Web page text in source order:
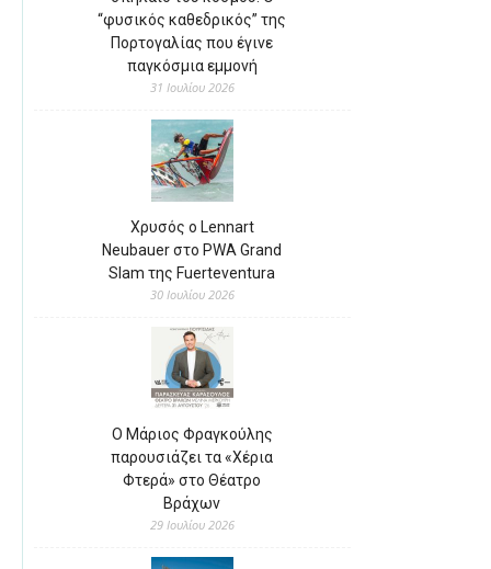
“φυσικός καθεδρικός” της
Πορτογαλίας που έγινε
παγκόσμια εμμονή
31 Ιουλίου 2026
Χρυσός ο Lennart
Neubauer στο PWA Grand
Slam της Fuerteventura
30 Ιουλίου 2026
Ο Μάριος Φραγκούλης
παρουσιάζει τα «Χέρια
Φτερά» στο Θέατρο
Βράχων
29 Ιουλίου 2026